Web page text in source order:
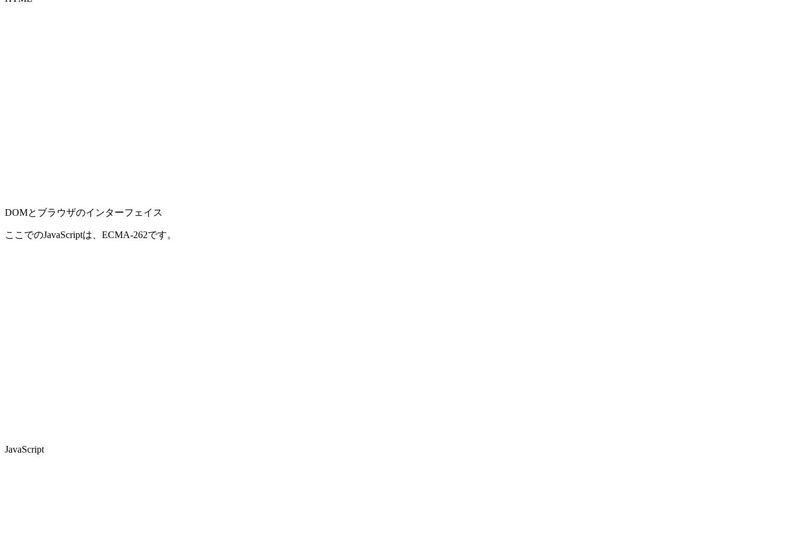
DOMとブラウザのインターフェイス
ここでのJavaScriptは、ECMA-262です。
JavaScript